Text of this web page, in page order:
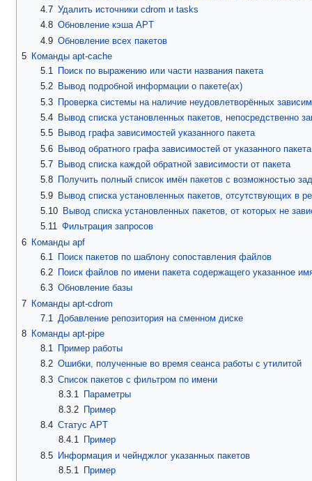
4.7 Удалить источники cdrom и tasks
4.8 Обновление кэша APT
4.9 Обновление всех пакетов
5 Команды apt-cache
5.1
Поиск по выражению или части названия пакета
5.2
Вывод подробной информации о пакете(ах)
5.3 Проверка системы на наличие неудовлетворённых
5.4
Вывод списка установленных пакетов, непосредственно
5.5
Вывод графа зависимостей указанного пакета
5.6 Вывод обратного графа зависимостей от указанного
5.7
Вывод списка каждой обратной зависимости от пакета
5.8
Получить полный список имён пакетов с возможностью
5.9 Вывод списка установленных пакетов, отсутствующих в
5.10
Вывод списка установленных пакетов, от которых не
5.11 Фильтрация запросов
6 Команды apf
6.1
Поиск пакетов по шаблону сопоставления файлов
6.2
Поиск файлов по имени пакета содержащего указанное
6.3 Обновление базы
7 Команды apt-cdrom
7.1
Добавление репозитория на сменном диске
8 Команды apt-pipe
8.1
Пример работы
8.2 Ошибки, полученные во время сеанса работы с утилитой
8.3 Список пакетов с фильтром по имени
8.3.1
Параметры
8.3.2 Пример
8.4 Статус APT
8.4.1 Пример
8.5 Информация и чейнджлог указанных пакетов
8.5.1
Пример